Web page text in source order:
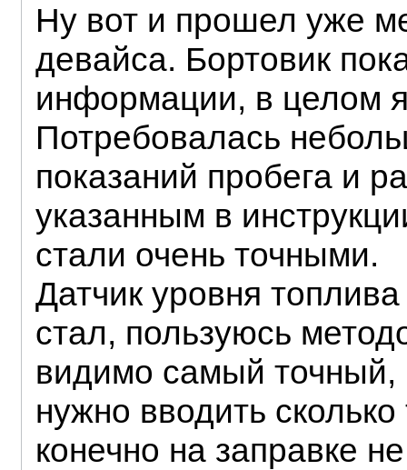
Ну вот и прошел уже
девайса. Бортовик
информации, в целом
Потребовалась
показаний пробега и
указанным в
стали очень точными.
Датчик уровня
стал, пользуюсь
видимо самый точный,
нужно вводить
конечно на заправке